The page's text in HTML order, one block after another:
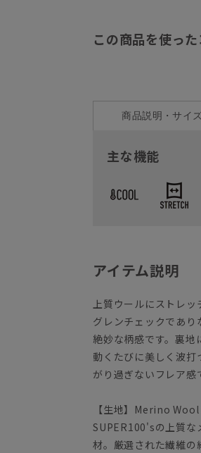
この商品を使っ
商品説明・サイ
主な機能
アイテム説明
上質ウールにストレッ
グレンチェックであ
絶妙な柄感です。裏地
動くたびに美しく波
がり過ぎないフレア感
【生地】Merino
SUPER100'sの上質な
材。厳選された繊維